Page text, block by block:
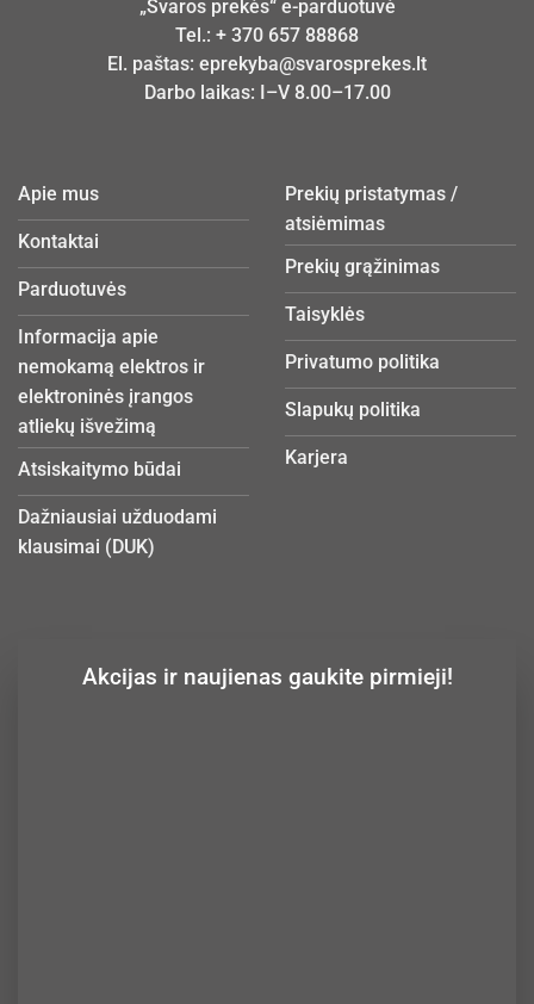
„Švaros prekės“ e-parduotuvė
Tel.: + 370 657 88868
El. paštas: eprekyba@svarosprekes.lt
Darbo laikas: I–V 8.00–17.00
Apie mus
Kontaktai
Parduotuvės
Informacija apie
nemokamą elektros ir
elektroninės įrangos
atliekų išvežimą
Atsiskaitymo būdai
Dažniausiai užduodami
klausimai (DUK)
Prekių pristatymas /
atsiėmimas
Prekių grąžinimas
Taisyklės
Privatumo politika
Slapukų politika
Karjera
Akcijas ir naujienas gaukite pirmieji!